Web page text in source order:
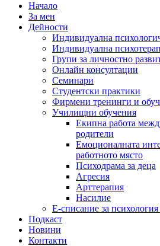
Начало
За мен
Дейности
Индивидуална
Индивидуална
Групи за личностно
Онлайн консултации
Семинари
Студентски практики
Фирмени тренинги и
Училищни обучения
Екипна работа
родители
Емоционалната
работното място
Психодрама за деца
Агресия
Арттерапия
Насилие
Е-списание за
Подкаст
Новини
Контакти